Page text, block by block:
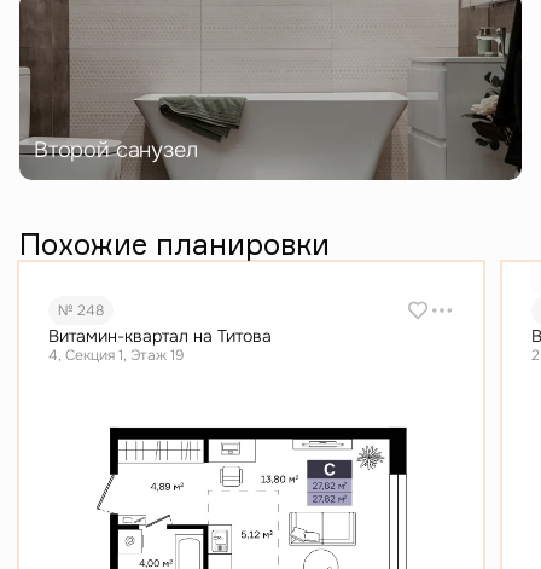
Второй санузел
Похожие планировки
№ 248
Витамин-квартал на Титова
4, Секция 1, Этаж 19